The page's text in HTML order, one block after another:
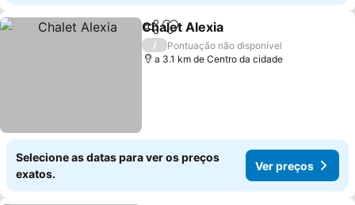
PartilharAdicionar aos favoritos
Chalet Alexia
/
Pontuação não disponível
a 3.1 km de Centro da cidade
Selecione as datas para ver os preços
exatos.
Ver preços